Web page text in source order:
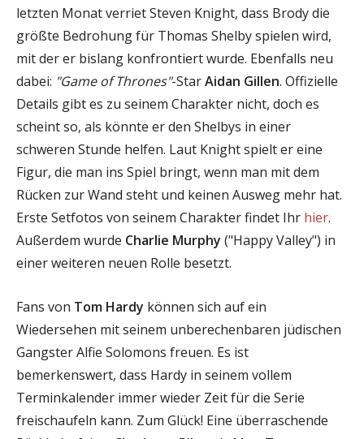
letzten Monat verriet Steven Knight, dass Brody die
größte Bedrohung für Thomas Shelby spielen wird,
mit der er bislang konfrontiert wurde. Ebenfalls neu
dabei: "Game of Thrones"-StarAidan Gillen. Offizielle
Details gibt es zu seinem Charakter nicht, doch es
scheint so, als könnte er den Shelbys in einer
schweren Stunde helfen. Laut Knight spielt er eine
Figur, die man ins Spiel bringt, wenn man mit dem
Rücken zur Wand steht und keinen Ausweg mehr hat.
Erste Setfotos von seinem Charakter findet Ihr hier.
Außerdem wurde Charlie Murphy ("Happy Valley") in
einer weiteren neuen Rolle besetzt.
Fans von Tom Hardy können sich auf ein
Wiedersehen mit seinem unberechenbaren jüdischen
Gangster Alfie Solomons freuen. Es ist
bemerkenswert, dass Hardy in seinem vollem
Terminkalender immer wieder Zeit für die Serie
freischaufeln kann. Zum Glück! Eine überraschende